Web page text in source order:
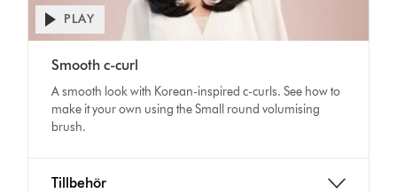
Transcript
Open
video
transcript
PLAY
Smooth c-curl
A smooth look with Korean-inspired c-curls. See how to
make it your own using the Small round volumising
brush.
Tillbehör